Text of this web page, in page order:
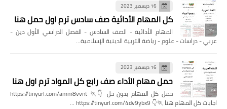
16 ديسمبر 2023
كل المهام الأدائية صف سادس ترم اول حمل هنا
المهام الأدائية - الصف السادس - الفصل الدراسي الأول دين -
عربي - دراسات - علوم - رياضة التربية الدينية الإسلامية…
16 ديسمبر 2023
حمل مهام الأداء صف رابع كل المواد ترم اول هنا
حمل كل المهام بدون حل 👇🏃 https://tinyurl.com/amm8vvnt
اجابات كل المهام هنا 🏃👇 https://tinyurl.com/4dv9ybx9 …